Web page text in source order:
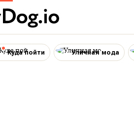
Куда пойти Уличная мода